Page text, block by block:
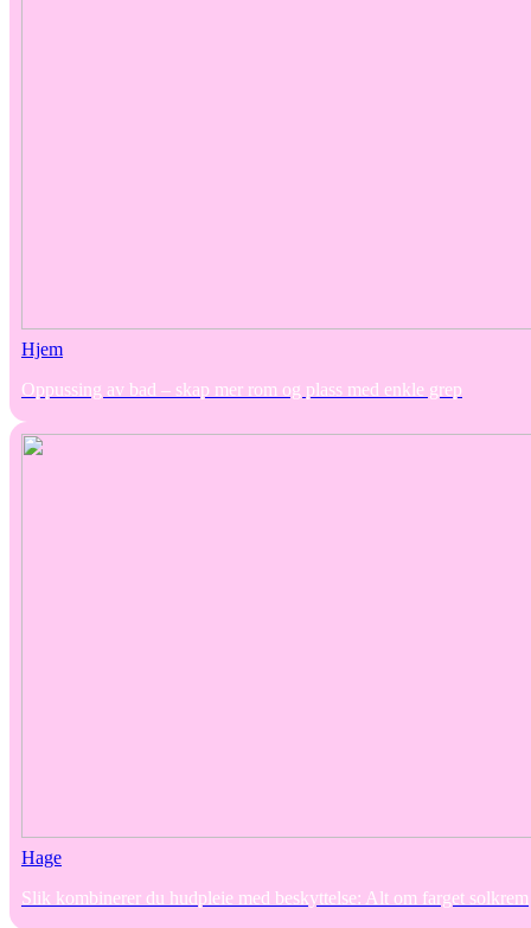
Hjem
Oppussing av bad – skap mer rom og plass med enkle grep
Hage
Slik kombinerer du hudpleie med beskyttelse: Alt om farget solkrem